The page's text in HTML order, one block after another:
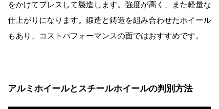
をかけてプレスして製造します。強度が高く、また軽量な
仕上がりになります。鍛造と鋳造を組み合わせたホイール
もあり、コストパフォーマンスの面ではおすすめです。
アルミホイールとスチールホイールの判別方法